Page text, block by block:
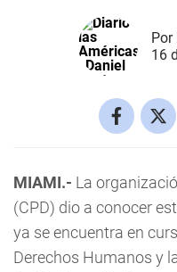
Por
16
MIAMI.- La
(CPD) dio a conocer
ya se encuentra en
Derechos Humanos y